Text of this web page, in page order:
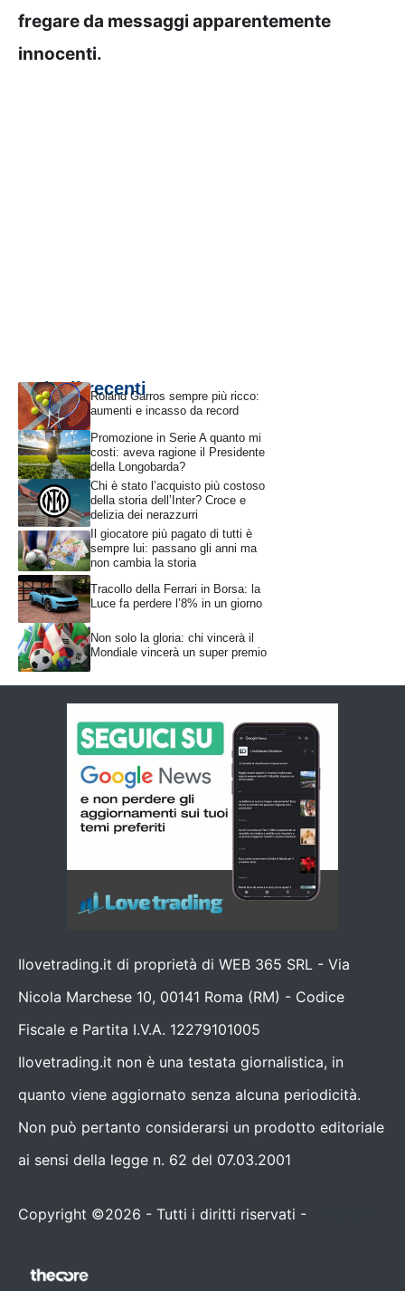
fregare da messaggi apparentemente
innocenti.
Articoli recentiRoland Garros sempre più ricco:
aumenti e incasso da record
Promozione in Serie A quanto mi
costi: aveva ragione il Presidente
della Longobarda?
Chi è stato l’acquisto più costoso
della storia dell’Inter? Croce e
delizia dei nerazzurri
Il giocatore più pagato di tutti è
sempre lui: passano gli anni ma
non cambia la storia
Tracollo della Ferrari in Borsa: la
Luce fa perdere l’8% in un giorno
Non solo la gloria: chi vincerà il
Mondiale vincerà un super premio
Ilovetrading.it di proprietà di WEB 365 SRL - Via
Nicola Marchese 10, 00141 Roma (RM) - Codice
Fiscale e Partita I.V.A. 12279101005
Ilovetrading.it non è una testata giornalistica, in
quanto viene aggiornato senza alcuna periodicità.
Non può pertanto considerarsi un prodotto editoriale
ai sensi della legge n. 62 del 07.03.2001
Copyright ©2026 - Tutti i diritti riservati -